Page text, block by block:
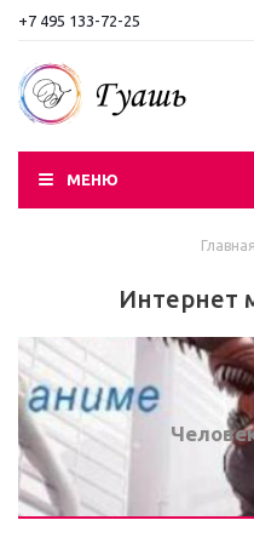
+7 495 133-72-25
МЕНЮ
Главная
Интернет